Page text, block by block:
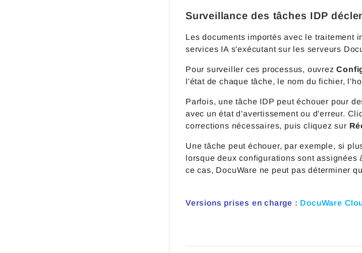
Surveillance des tâches IDP
Les documents importés avec le traitement
services IA s'exécutant sur les serveurs
Pour surveiller ces processus, ouvrez
l'état de chaque tâche, le nom du fichier,
Parfois, une tâche IDP peut échouer pour
avec un état d'avertissement ou d'erreur.
corrections nécessaires, puis cliquez sur
Une tâche peut échouer, par exemple, si
lorsque deux configurations sont
ce cas, DocuWare ne peut pas déterminer
Versions prises en charge : DocuWare